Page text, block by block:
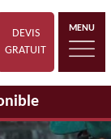
DEVIS
GRATUIT
MENU